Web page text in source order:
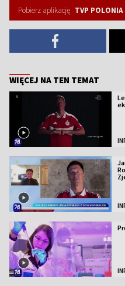
Pobierz aplikację TVP POLONIA
WIĘCEJ NA TEN TEMAT